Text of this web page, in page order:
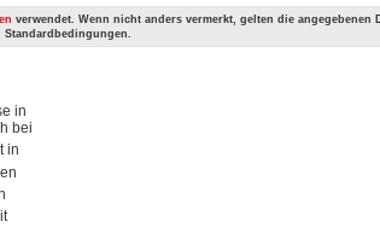
verwendet. Wenn nicht anders vermerkt, gelten die angegebenen
Standardbedingungen.
in
bei
in